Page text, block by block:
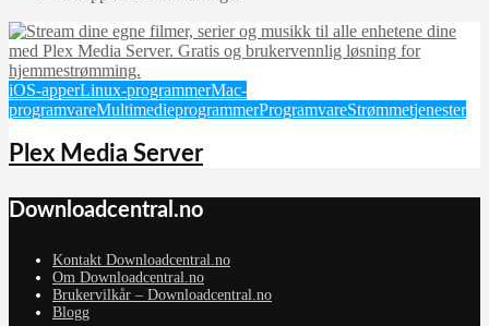
iOS-apperLinux-programmerMac-
programvareMultimedieprogrammerProgramvareStrømmetjenester
Plex Media Server
Downloadcentral.no
Kontakt Downloadcentral.no
Om Downloadcentral.no
Brukervilkår – Downloadcentral.no
Blogg